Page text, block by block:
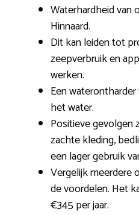
Waterhardheid van
Hinnaard.
Dit kan leiden tot
zeepverbruik en
werken.
Een
het water.
Positieve gevolgen
zachte kleding,
een lager gebruik
Vergelijk meerdere
de voordelen. Het
€345 per jaar.